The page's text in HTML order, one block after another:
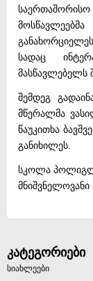
კატეგორიები
სიახლეები
სადაც
მასწავლებელს
შემდეგ
მწერალმა
წაუკითხა
განიხილეს.
სკოლა
მნიშვნელოვანი